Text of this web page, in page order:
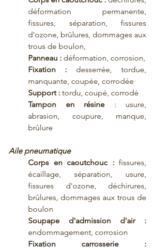
déformation permanente,
fissures, séparation, fissures
d'ozone, brûlures, dommages aux
trous de boulon,
Panneau : déformation, corrosion,
Fixation : desserrée, tordue,
manquante, coupée, corrodée
Support : tordu, coupé, corrodé
Tampon en résine : usure,
abrasion, coupure, manque,
brûlure
Aile pneumatique
Corps en caoutchouc : fissures,
écaillage, séparation, usure,
fissures d'ozone, déchirures,
brûlures, dommages aux trous de
boulon
Soupape d'admission d'air :
endommagement, corrosion